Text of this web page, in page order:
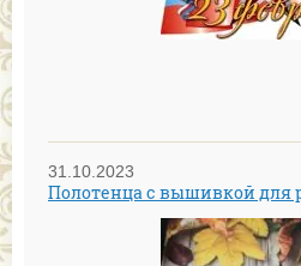
31.10.2023
Полотенца с вышивкой для